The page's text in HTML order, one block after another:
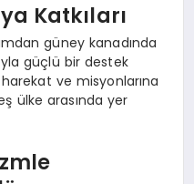
Katkıları
güney kanadında
güçlü bir destek
harekat ve misyonlarına
ülke arasında yer